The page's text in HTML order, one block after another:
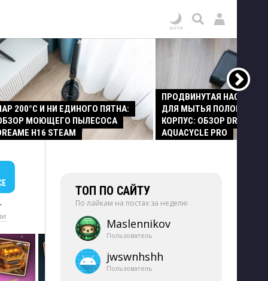
200°C И НИ ЕДИНОГО ПЯТНА:
МОЮЩЕГО ПЫЛЕСОСА
H16 STEAM
ПРОДВИНУТАЯ НАСАДКА
ДЛЯ МЫТЬЯ ПОЛОВ И
КОРПУС: ОБЗОР DREAME
AQUACYCLE PRO
ТОП ПО САЙТУ
По лайкам на постах за неделю
Maslennikov
Пользователь
jwswnhshh
Пользователь